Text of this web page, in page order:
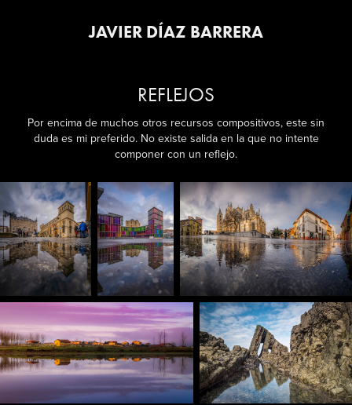
JAVIER DÍAZ BARRERA
REFLEJOS
Por encima de muchos otros recursos compositivos, este sin
duda es mi preferido. No existe salida en la que no intente
componer con un reflejo.